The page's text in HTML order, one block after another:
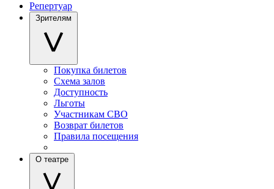
Репертуар
Зрителям
Покупка билетов
Схема залов
Доступность
Льготы
Участникам СВО
Возврат билетов
Правила посещения
О театре